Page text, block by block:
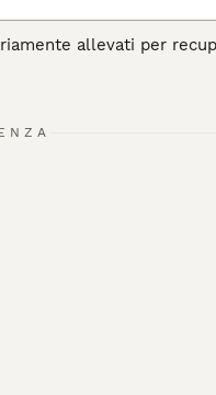
allevati per
nei boschi del